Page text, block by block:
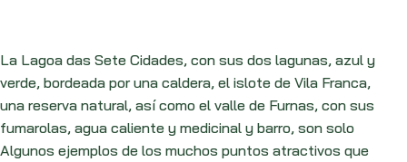
La Lagoa das Sete Cidades, con sus dos lagunas, azul y
verde, bordeada por una caldera, el islote de Vila Franca,
una reserva natural, así como el valle de Furnas, con sus
fumarolas, agua caliente y medicinal y barro, son solo
Algunos ejemplos de los muchos puntos atractivos que